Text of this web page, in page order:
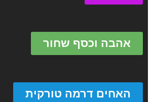
אהבה וכסף שחור
האחים דרמה טורקית